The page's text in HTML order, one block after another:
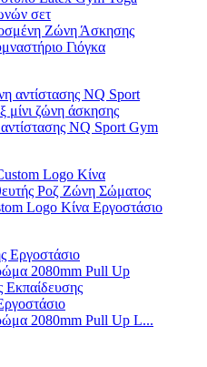
Ζώνη Άσκησης
Γιόγκα
NQ Sport Gym
Logo Κίνα Εργοστάσιο
2080mm Pull Up L...